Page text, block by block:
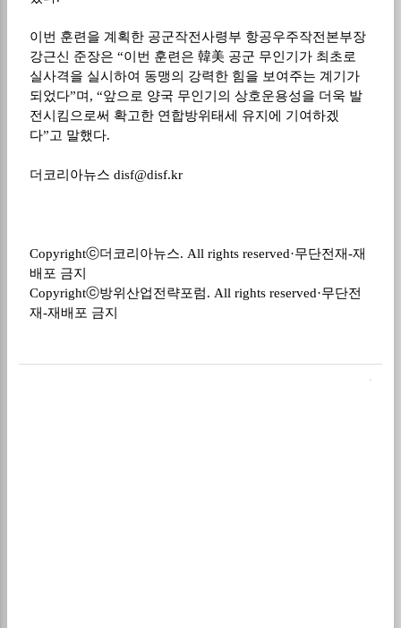
이번 훈련을 계획한 공군작전사령부 항공우주작전본부장
강근신 준장은 “이번 훈련은 韓美 공군 무인기가 최초로
실사격을 실시하여 동맹의 강력한 힘을 보여주는 계기가
되었다”며 , “앞으로 양국 무인기의 상호운용성을 더욱 발
전시킴으로써 확고한 연합방위태세 유지에 기여하겠
다”고 말했다.
더코리아뉴스 disf@disf.kr
Copyrightⓒ더코리아뉴스. All rights reserved·무단전재-재
배포 금지
Copyrightⓒ방위산업전략포럼. All rights reserved·무단전
재-재배포 금지